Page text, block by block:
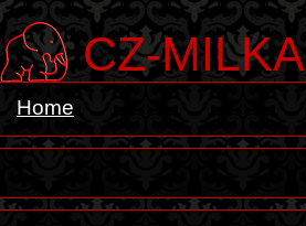
CZ-MILKA
Home